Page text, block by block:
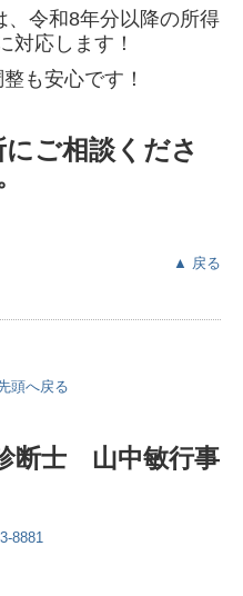
、令和8年分以降の所得
対応します！
も安心です！
ご相談くださ
▲ 戻る